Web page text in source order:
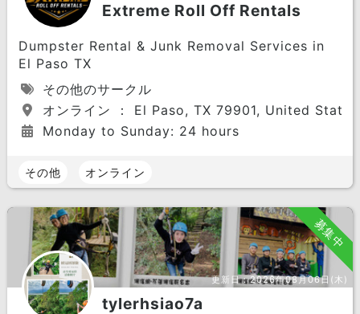
Extreme Roll Off Rentals
Dumpster Rental & Junk Removal Services in
El Paso TX
その他のサークル
オンライン ： El Paso, TX 79901, United States
Monday to Sunday: 24 hours
その他 オンライン
募集中
更新日：2026年08月06日(木)
tylerhsiao7a